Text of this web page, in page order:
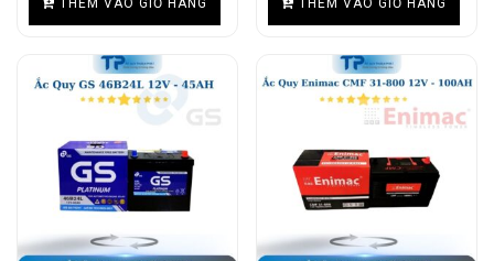
THÊM VÀO GIỎ HÀNG THÊM VÀO GIỎ HÀNG